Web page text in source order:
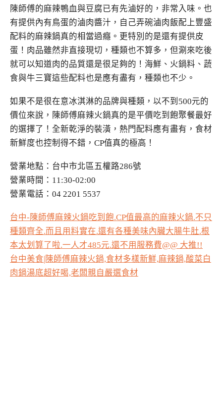
陳師傅的麻辣鴨血與豆腐已有先滷好的，非常入味。也
有提供內有鳥蛋的滷肉醬汁，自己弄碗滷肉飯配上豐盛
配料的麻辣鍋真的相當過癮。更特別的是還有提供皮
蛋！肉品雖然非直接現切，種類也不算多，但涮來吃後
就可以知道肉的品質還是很足夠的！海鮮、火鍋料、蔬
食與牛三寶這些配料也是應有盡有，種類也不少。
如果不是很在意冰淇淋的品牌與種類，以不到500元的
價位來說，陳師傅麻辣火鍋真的是平價吃到飽聚餐最好
的選擇了！全新乾淨的裝潢，熱門配料應有盡有，食材
新鮮度也控制得不錯，CP值真的極高！
營業地點：台中市北區五權路286號
營業時間：11:30-02:00
營業電話：04 2201 5537
台中-陳師傅麻辣火鍋吃到飽.CP值最高的麻辣火鍋.不只
種類齊全.而且用料實在.還有各種美味內臟大腸牛肚.根
本太划算了啦.一人才485元.還不用服務費@@ 大推!!
台中美食|陳師傅麻辣火鍋,食材多樣新鮮,麻辣鍋,酸菜白
肉鍋湯底超好喝,老闆親自嚴選食材